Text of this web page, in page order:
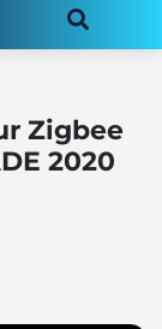
Zigbee
2020